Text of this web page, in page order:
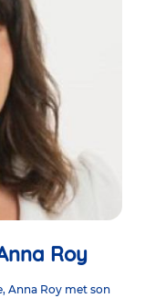
Roy
Anna Roy met son